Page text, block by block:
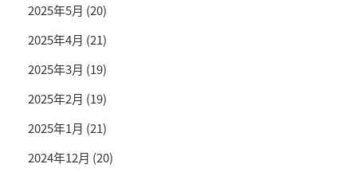
2025年5月 (20)
2025年4月 (21)
2025年3月 (19)
2025年2月 (19)
2025年1月 (21)
2024年12月 (20)